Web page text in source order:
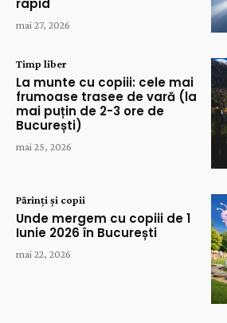
rapid
mai 27, 2026
Timp liber
La munte cu copiii: cele mai
frumoase trasee de vară (la
mai puțin de 2-3 ore de
București)
mai 25, 2026
Părinți și copii
Unde mergem cu copiii de 1
Iunie 2026 în București
mai 22, 2026